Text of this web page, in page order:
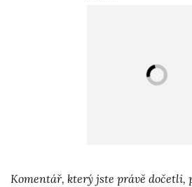
Komentář, který jste právě dočetli,